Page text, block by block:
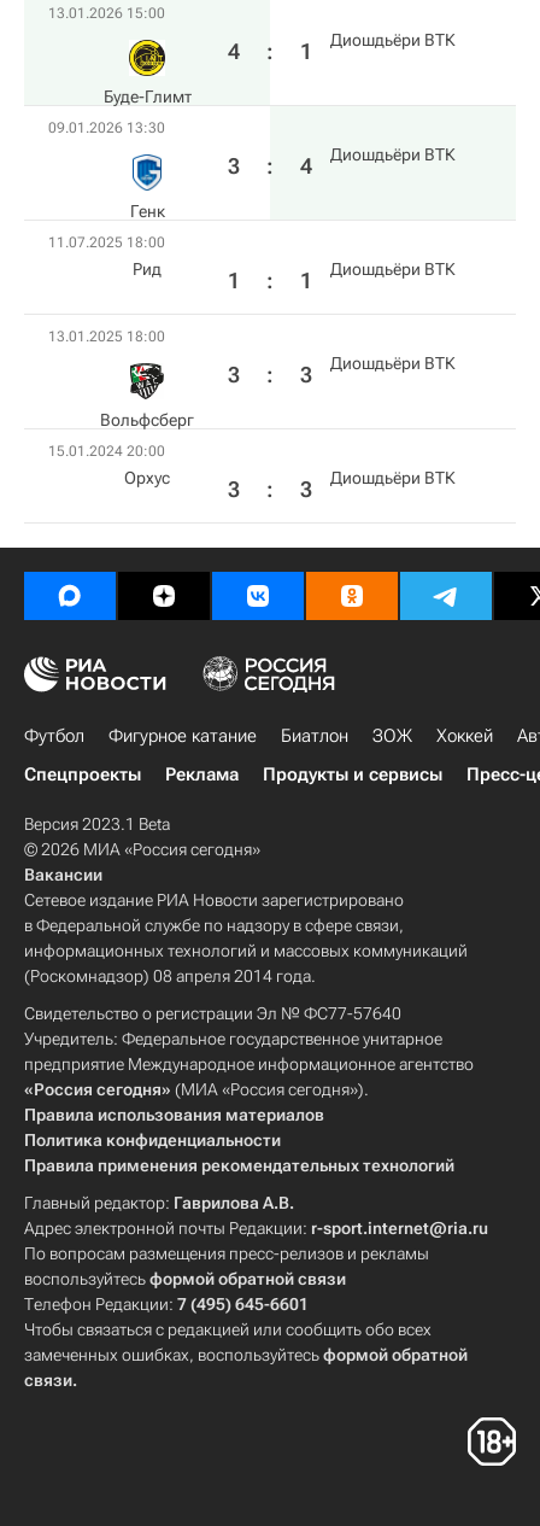
13.01.2026 15:00
Буде-Глимт
4 : 1 Диошдьёри ВТК
09.01.2026 13:30
Генк
3 : 4 Диошдьёри ВТК
11.07.2025 18:00
Рид 1 : 1 Диошдьёри ВТК
13.01.2025 18:00
Вольфсберг
3 : 3 Диошдьёри ВТК
15.01.2024 20:00
Орхус 3 : 3 Диошдьёри ВТК
Футбол Фигурное катание Биатлон ЗОЖ Хоккей
Спецпроекты
Реклама Продукты и сервисы Пресс-
Версия 2023.1 Beta
© 2026 МИА «Россия сегодня»
Вакансии
Сетевое издание РИА Новости зарегистрировано
в Федеральной службе по надзору в сфере связи,
информационных технологий и массовых коммуникаций
(Роскомнадзор) 08 апреля 2014 года.
Свидетельство о регистрации Эл № ФС77-57640
Учредитель: Федеральное государственное унитарное
предприятие Международное информационное агентство
«Россия сегодня» (МИА «Россия сегодня»).
Правила использования материалов
Политика конфиденциальности
Правила применения рекомендательных технологий
Главный редактор: Гаврилова А.В.
Адрес электронной почты Редакции: r-sport.internet@ria.ru
По вопросам размещения пресс-релизов и рекламы
воспользуйтесьформой обратной связи
Телефон Редакции: 7 (495) 645-6601
Чтобы связаться с редакцией или сообщить обо всех
замеченных ошибках, воспользуйтесьформой обратной
связи.